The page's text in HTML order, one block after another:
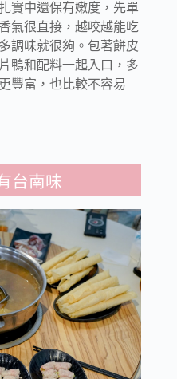
實中還保有嫩度，先單
氣很直接，越咬越能吃
調味就很夠。包著餅皮
鴨和配料一起入口，多
豐富，也比較不容易
台南味